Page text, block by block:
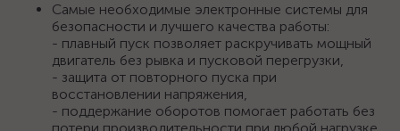
Самые необходимые электронные системы для
безопасности и лучшего качества работы:
- плавный пуск позволяет раскручивать мощный
двигатель без рывка и пусковой перегрузки,
- защита от повторного пуска при
восстановлении напряжения,
- поддержание оборотов помогает работать без